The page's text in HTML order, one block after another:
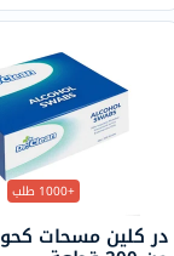
+1000 طلب
در كلين مسحات